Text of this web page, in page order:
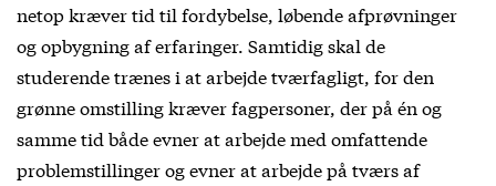
netop kræver tid til fordybelse, løbende afprøvninger
og opbygning af erfaringer. Samtidig skal de
studerende trænes i at arbejde tværfagligt, for den
grønne omstilling kræver fagpersoner, der på én og
samme tid både evner at arbejde med omfattende
problem­stillinger og evner at arbejde på tværs af